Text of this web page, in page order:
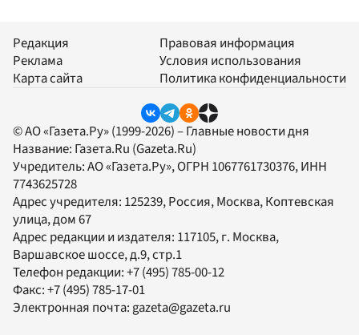
Редакция
Реклама
Карта сайта
Правовая информация
Условия использования
Политика конфиденциальности
© АО «Газета.Ру» (1999-2026) – Главные новости дня
Название: Газета.Ru (Gazeta.Ru)
Учредитель:АО «Газета.Ру», ОГРН 1067761730376, ИНН
7743625728
Адрес учредителя: 125239, Россия, Москва, Коптевская
улица, дом 67
Адрес редакции и издателя: 117105, г. Москва,
Варшавское шоссе, д.9, стр.1
Телефон редакции:+7 (495) 785-00-12
Факс:+7 (495) 785-17-01
Электронная почта:gazeta@gazeta.ru